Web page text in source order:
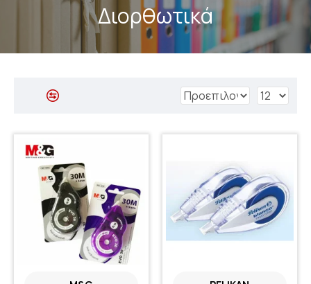
Διορθωτικά